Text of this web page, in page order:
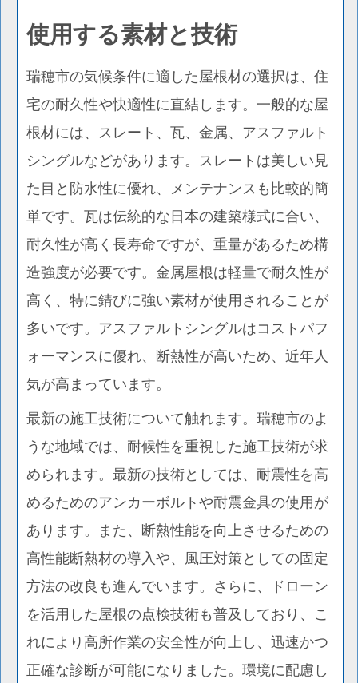
使用する素材と技術
瑞穂市の気候条件に適した屋根材の選択は、住
宅の耐久性や快適性に直結します。一般的な屋
根材には、スレート、瓦、金属、アスファルト
シングルなどがあります。スレートは美しい見
た目と防水性に優れ、メンテナンスも比較的簡
単です。瓦は伝統的な日本の建築様式に合い、
耐久性が高く長寿命ですが、重量があるため構
造強度が必要です。金属屋根は軽量で耐久性が
高く、特に錆びに強い素材が使用されることが
多いです。アスファルトシングルはコストパフ
ォーマンスに優れ、断熱性が高いため、近年人
気が高まっています。
最新の施工技術について触れます。瑞穂市のよ
うな地域では、耐候性を重視した施工技術が求
められます。最新の技術としては、耐震性を高
めるためのアンカーボルトや耐震金具の使用が
あります。また、断熱性能を向上させるための
高性能断熱材の導入や、風圧対策としての固定
方法の改良も進んでいます。さらに、ドローン
を活用した屋根の点検技術も普及しており、こ
れにより高所作業の安全性が向上し、迅速かつ
正確な診断が可能になりました。環境に配慮し